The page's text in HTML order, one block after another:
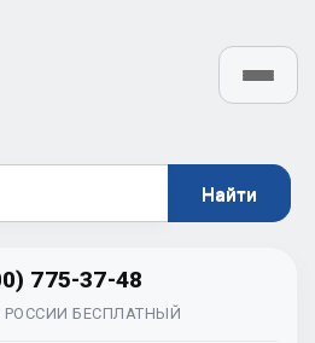
775-37-48
РОССИИ БЕСПЛАТНЫЙ